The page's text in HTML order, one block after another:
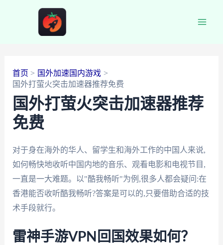
首页
国外加速国内游戏
国外打萤火突击加速器推荐免费
国外打萤火突击加速器推荐
免费
对于身在海外的华人、留学生和海外工作的中国人来说,
如何畅快地收听中国内地的音乐、观看电影和电视节目,
一直是一大难题。以"酷我畅听"为例,很多人都会疑问:在
香港能否收听酷我畅听?答案是可以的,只要借助合适的技
术手段就行。
雷神手游VPN回国效果如何？